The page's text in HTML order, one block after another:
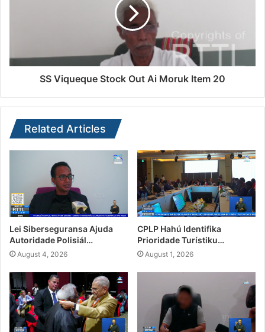
SS Viqueque Stock Out Ai Moruk Item 20
Related Articles
Lei Siberseguransa Ajuda
Autoridade Polisiál…
August 4, 2026
CPLP Hahú Identifika
Prioridade Turístiku…
August 1, 2026